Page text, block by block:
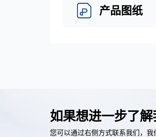
产品图纸
如果想进一步了
您可以通过右侧方式联系我们，我